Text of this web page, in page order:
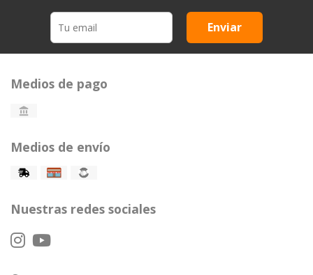
Enviar
Medios de pago
Medios de envío
Nuestras redes sociales